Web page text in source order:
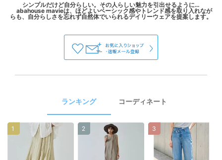
シンプルだけど自分らしい。その人らしい魅力を引出せるように…
abahouse mavieは、ほどよいベーシック感やトレンド感を取り入れなが
ランキング コーディネート
1 2 3